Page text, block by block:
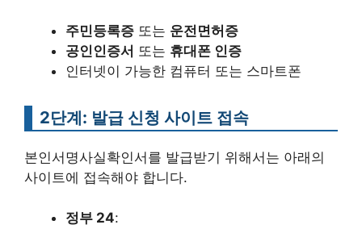
주민등록증 또는 운전면허증
공인인증서 또는 휴대폰 인증
인터넷이 가능한 컴퓨터 또는 스마트폰
2단계: 발급 신청 사이트 접속
본인서명사실확인서를 발급받기 위해서는 아래의
사이트에 접속해야 합니다.
정부 24: